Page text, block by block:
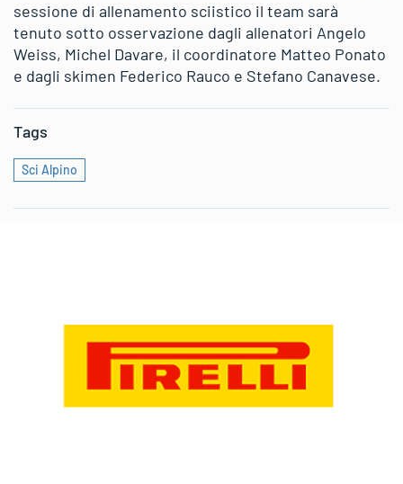
sessione di allenamento sciistico il team sarà
tenuto sotto osservazione dagli allenatori Angelo
Weiss, Michel Davare, il coordinatore Matteo Ponato
e dagli skimen Federico Rauco e Stefano Canavese.
Tags
Sci Alpino